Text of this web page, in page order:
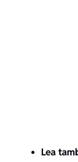
Lea